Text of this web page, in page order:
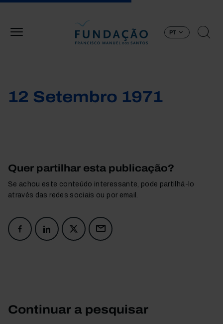
PT
12 Setembro 1971
Quer partilhar esta publicação?
Se achou este conteúdo interessante, pode partilhá-lo
através das redes sociais ou por email.
Continuar a pesquisar